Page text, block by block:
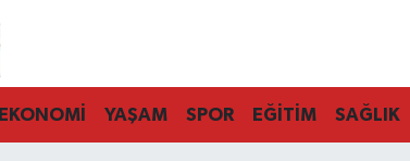
EKONOMİ YAŞAM SPOR EĞİTİM SAĞLIK